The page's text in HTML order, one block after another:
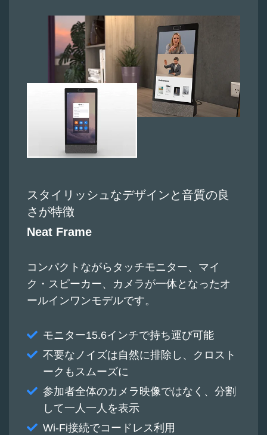
スタイリッシュなデザインと音質の良
さが特徴
Neat Frame
コンパクトながらタッチモニター、マイ
ク・スピーカー、カメラが一体となったオ
ールインワンモデルです。
モニター15.6インチで持ち運び可能
不要なノイズは自然に排除し、クロスト
ークもスムーズに
参加者全体のカメラ映像ではなく、分割
して一人一人を表示
Wi-Fi接続でコードレス利用